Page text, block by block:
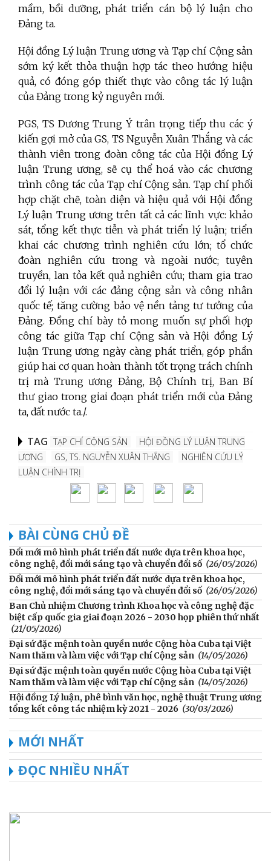
mầm, bồi dưỡng, phát triển cán bộ lý luận cho
Đảng ta.
Hội đồng Lý luận Trung ương và Tạp chí Cộng sản
sớm ký kết thỏa thuận hợp tác theo hướng hiệu
quả, có đóng góp thiết thực vào công tác lý luận
của Đảng trong kỷ nguyên mới.
PGS, TS Dương Trung Ý trân trọng tiếp thu các ý
kiến gợi mở của GS, TS Nguyễn Xuân Thắng và các
thành viên trong đoàn công tác của Hội đồng Lý
luận Trung ương, sẽ cụ thể hoá vào các chương
trình công tác của Tạp chí Cộng sản. Tạp chí phối
hợp chặt chẽ, toàn diện và hiệu quả với Hội đồng
Lý luận Trung ương trên tất cả các lĩnh vực: khảo
sát, tổng kết thực tiễn và phát triển lý luận; triển
khai các chương trình nghiên cứu lớn; tổ chức
đoàn nghiên cứu trong và ngoài nước; tuyên
truyền, lan tỏa kết quả nghiên cứu; tham gia trao
đổi lý luận với các đảng cộng sản và công nhân
quốc tế; tăng cường bảo vệ nền tảng tư tưởng của
Đảng. Đồng chí bày tỏ mong muốn sự phối hợp
công tác giữa Tạp chí Cộng sản và Hội đồng Lý
luận Trung ương ngày càng phát triển, góp phần
giúp hai cơ quan hoàn thành tốt trọng trách chính
trị mà Trung ương Đảng, Bộ Chính trị, Ban Bí
thư giao trong giai đoạn phát triển mới của Đảng
ta, đất nước ta./.
TAG TẠP CHÍ CỘNG SẢN
HỘI ĐỒNG LÝ LUẬN TRUNG
ƯƠNG
GS, TS. NGUYỄN XUÂN THẮNG
NGHIÊN CỨU LÝ
LUẬN CHÍNH TRỊ
BÀI CÙNG CHỦ ĐỀ
Đổi mới mô hình phát triển đất nước dựa trên khoa học,
công nghệ, đổi mới sáng tạo và chuyển đổi số (26/05/2026)
Đổi mới mô hình phát triển đất nước dựa trên khoa học,
công nghệ, đổi mới sáng tạo và chuyển đổi số (26/05/2026)
Ban Chủ nhiệm Chương trình Khoa học và công nghệ đặc
biệt cấp quốc gia giai đoạn 2026 - 2030 họp phiên thứ nhất
(21/05/2026)
Đại sứ đặc mệnh toàn quyền nước Cộng hòa Cuba tại Việt
Nam thăm và làm việc với Tạp chí Cộng sản (14/05/2026)
Đại sứ đặc mệnh toàn quyền nước Cộng hòa Cuba tại Việt
Nam thăm và làm việc với Tạp chí Cộng sản (14/05/2026)
Hội đồng Lý luận, phê bình văn học, nghệ thuật Trung ương
tổng kết công tác nhiệm kỳ 2021 - 2026 (30/03/2026)
MỚI NHẤT
ĐỌC NHIỀU NHẤT